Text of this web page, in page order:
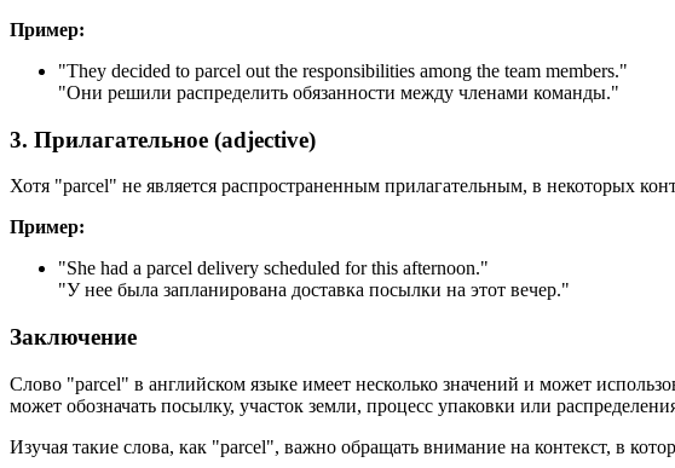
Пример:
"They decided to parcel out the responsibilities among the team members."
"Они решили распределить обязанности между членами команды."
3. Прилагательное (adjective)
Хотя "parcel" не является распространенным прилагательным, в некоторых
Пример:
"She had a parcel delivery scheduled for this afternoon."
"У нее была запланирована доставка посылки на этот вечер."
Заключение
Слово "parcel" в английском языке имеет несколько значений и может
может обозначать посылку, участок земли, процесс упаковки или
Изучая такие слова, как "parcel", важно обращать внимание на контекст, в